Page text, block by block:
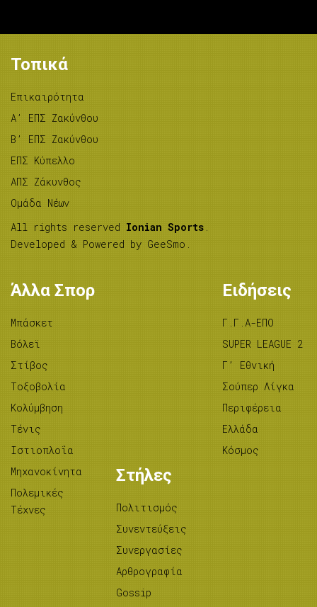
Τοπικά
Επικαιρότητα
A’ ΕΠΣ Ζακύνθου
B’ ΕΠΣ Ζακύνθου
ΕΠΣ Κύπελλο
ΑΠΣ Ζάκυνθος
Ομάδα Νέων
All rights reserved Ionian Sports .
Developed & Powered by GeeSmo .
Άλλα Σπορ
Μπάσκετ
Βόλεϊ
Στίβος
Tοξοβολία
Κολύμβηση
Τένις
Ιστιοπλοΐα
Μηχανοκίνητα
Πολεμικές
Τέχνες
Ειδήσεις
Γ.Γ.Α-ΕΠΟ
SUPER LEAGUE 2
Γ’ Εθνική
Σούπερ Λίγκα
Περιφέρεια
Ελλάδα
Κόσμος
Στήλες
Πολιτισμός
Συνεντεύξεις
Συνεργασίες
Αρθρογραφία
Gossip